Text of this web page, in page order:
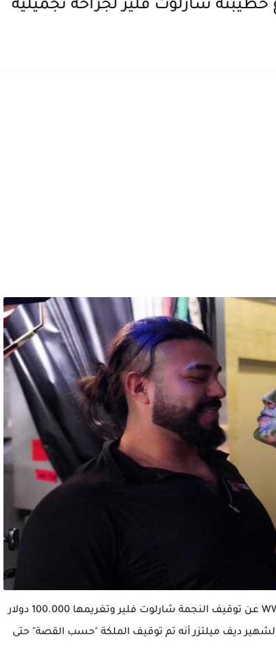
شارلوت فلير لجراحة تجميلية
كما تابعنا قبل أسبوعين في عرض الرو أعلنت WWE عن توقيف النجمة شارلوت فلير وتغريمها 100.000 دولار
ديف ميلتزر أنه تم توقيف الملكة "حسب القصة" حتى